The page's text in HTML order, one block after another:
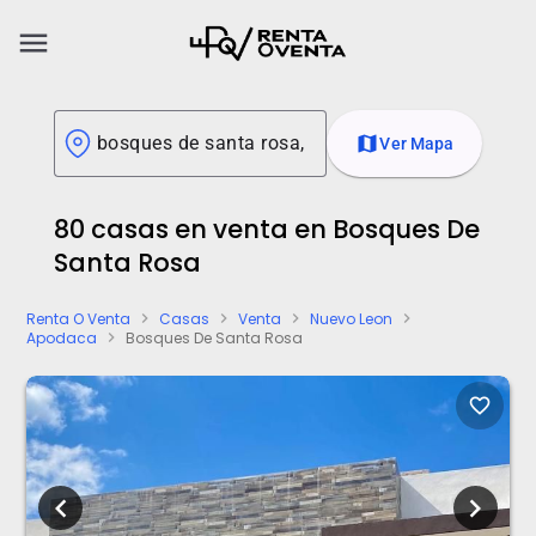
menu
mapVer Mapa
80 casas en venta en Bosques De
Santa Rosa
Renta O Venta chevron_right Casas chevron_right Venta chevron_right Nuevo Leon chevron_right
Apodaca chevron_right Bosques De Santa Rosa
favorite_border
chevron_left chevron_right